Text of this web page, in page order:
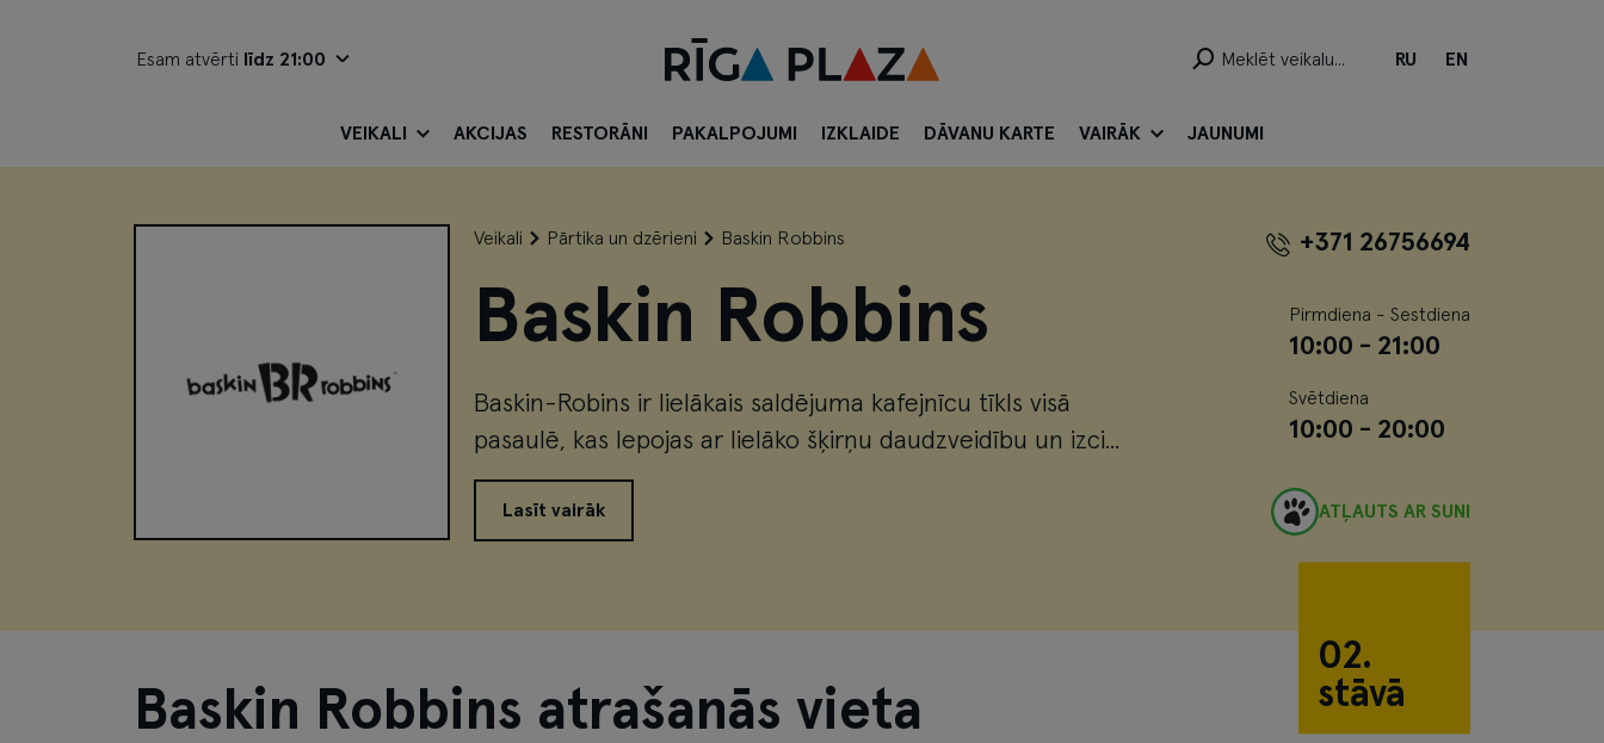
Esam atvērti līdz 21:00 RU EN
VEIKALI AKCIJAS RESTORĀNI PAKALPOJUMI IZKLAIDE DĀVANU KARTE VAIRĀK JAUNUMI
Veikali Pārtika un dzērieni Baskin Robbins
Baskin Robbins
Baskin-Robins ir lielākais saldējuma kafejnīcu tīkls visā
pasaulē, kas lepojas ar lielāko šķirņu daudzveidību un izci...
Lasīt vairāk
+371 26756694
Pirmdiena - Sestdiena
10:00 - 21:00
Svētdiena
10:00 - 20:00
ATĻAUTS AR SUNI
02.
stāvā
Baskin Robbins atrašanās vieta